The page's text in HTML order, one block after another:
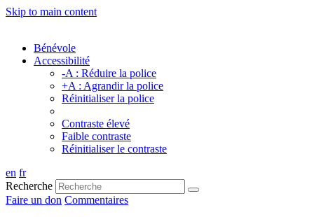
Skip to main content
Bénévole
Accessibilité
-A : Réduire la police
+A : Agrandir la police
Réinitialiser la police
Contraste élevé
Faible contraste
Réinitialiser le contraste
en fr
Recherche
Faire un don Commentaires